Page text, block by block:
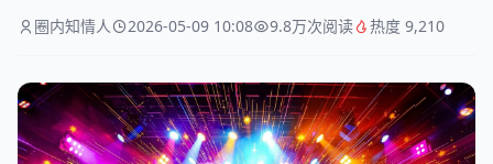
全网疯传
关于我们
圈内知情人 2026-05-09 10:08 9.8万次阅读 热度 9,210